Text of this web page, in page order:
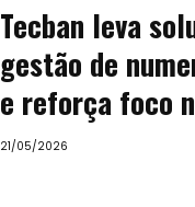
Tecban leva
gestão de
e reforça foco
21/05/2026